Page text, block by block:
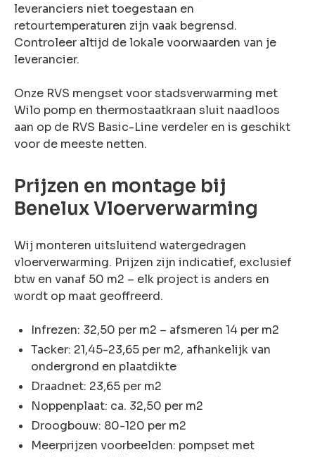
leveranciers niet toegestaan en
retourtemperaturen zijn vaak begrensd.
Controleer altijd de lokale voorwaarden van je
leverancier.
Onze RVS mengset voor stadsverwarming met
Wilo pomp en thermostaatkraan sluit naadloos
aan op de RVS Basic-Line verdeler en is geschikt
voor de meeste netten.
Prijzen en montage bij
Benelux Vloerverwarming
Wij monteren uitsluitend watergedragen
vloerverwarming. Prijzen zijn indicatief, exclusief
btw en vanaf 50 m2 – elk project is anders en
wordt op maat geoffreerd.
Infrezen: 32,50 per m2 – afsmeren 14 per m2
Tacker: 21,45-23,65 per m2, afhankelijk van
ondergrond en plaatdikte
Draadnet: 23,65 per m2
Noppenplaat: ca. 32,50 per m2
Droogbouw: 80-120 per m2
Meerprijzen voorbeelden: pompset met